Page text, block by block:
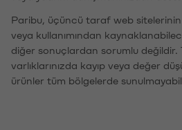
Paribu, üçüncü taraf web
veya kullanımından
diğer sonuçlardan sorumlu değildir.
varlıklarınızda kayıp veya değer
ürünler tüm bölgelerde